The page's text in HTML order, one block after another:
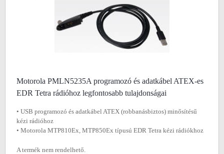
Motorola PMLN5235A programozó és adatkábel ATEX-es
EDR Tetra rádióhoz legfontosabb tulajdonságai
• USB programozó és adatkábel ATEX (robbanásbiztos) minősítésű
kézi rádióhoz
• Motorola MTP810Ex, MTP850Ex típusú EDR Tetra kézi rádiókhoz
A termék nem rendelhető.